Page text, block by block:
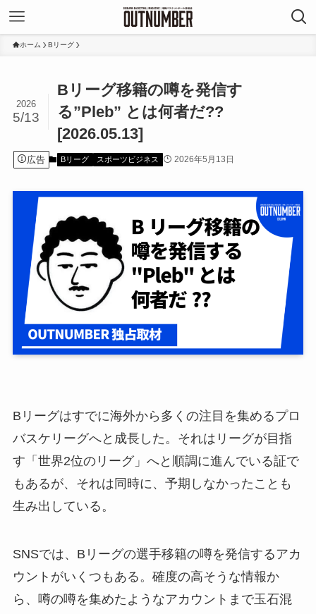
ホーム Bリーグ
Bリーグ移籍の噂を発信す
る”Pleb” とは何者だ??
[2026.05.13]
2026
5/13
広告 Bリーグ スポーツビジネス 2026年5月13日
Bリーグはすでに海外から多くの注目を集めるプロ
バスケリーグへと成長した。それはリーグが目指
す「世界2位のリーグ」へと順調に進んでいる証で
もあるが、それは同時に、予期しなかったことも
生み出している。
SNSでは、Bリーグの選手移籍の噂を発信するアカ
ウントがいくつもある。確度の高そうな情報か
ら、噂の噂を集めたようなアカウントまで玉石混